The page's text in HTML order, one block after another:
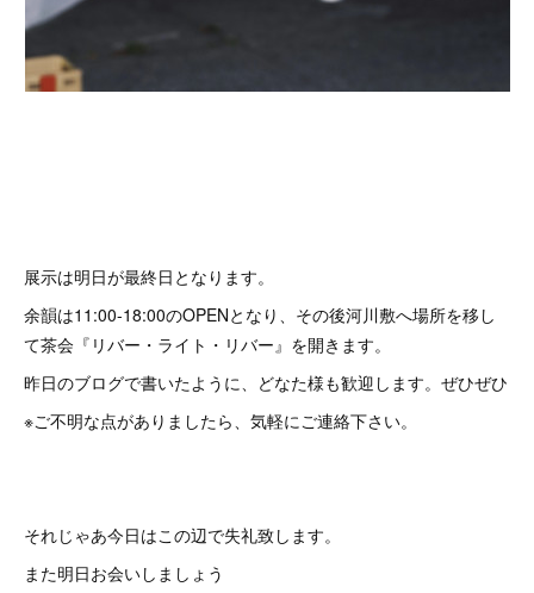
展示は明日が最終日となります。
余韻は11:00-18:00のOPENとなり、その後河川敷へ場所を移し
て茶会『リバー・ライト・リバー』を開きます。
昨日のブログで書いたように、どなた様も歓迎します。ぜひぜひ
※ご不明な点がありましたら、気軽にご連絡下さい。
それじゃあ今日はこの辺で失礼致します。
また明日お会いしましょう